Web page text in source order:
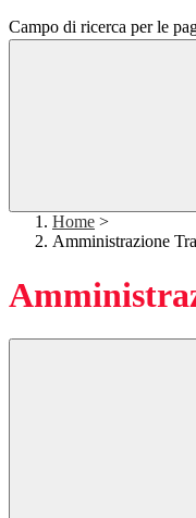
Campo di ricerca per le
Home >
Amministrazione